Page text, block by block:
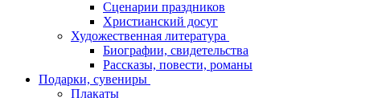
Сценарии праздников
Христианский досуг
Художественная литература
Биографии, свидетельства
Рассказы, повести, романы
Подарки, сувениры
Плакаты